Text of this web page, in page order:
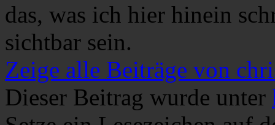
das, was ich hier hinein
sichtbar sein.
Zeige alle Beiträge von
Dieser Beitrag wurde unter